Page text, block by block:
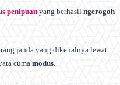
penipuan yang berhasil ngerogoh
janda yang dikenalnya lewat
cuma modus